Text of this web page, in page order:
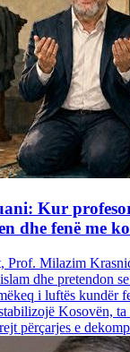
Kur
dhe fenë me
Prof. Milazim
dhe pretendon
i luftës kundër
Kosovën, ta
përçarjes e